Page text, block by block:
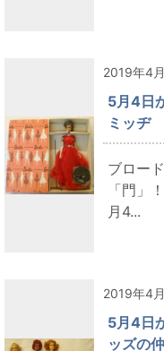
2019年4
5月4日
ミッヂ
ブロー
「門」
月4...
2019年4
5月4日
ッズの